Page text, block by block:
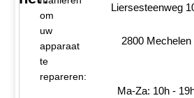
om
uw
apparaat
te
repareren:
Liersesteenweg
2800 Mechelen
Ma-Za: 10h -